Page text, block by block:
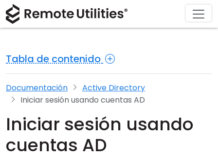
Tabla de contenido
Documentación
Active Directory
Iniciar sesión usando cuentas AD
Iniciar sesión usando
cuentas AD
Producto
Seguridad
Capturas de pantalla
Modos de conexión
Soluciones
Manufactura y Retail
Salud
Tecnologías de la información
Descargar
macOS
Linux
Comprar
Asistente de licencia
Actualizar su licencia
Soporte
Documentación
Base de conocimientos
Acerca de
Sala de prensa
Escribe una reseña